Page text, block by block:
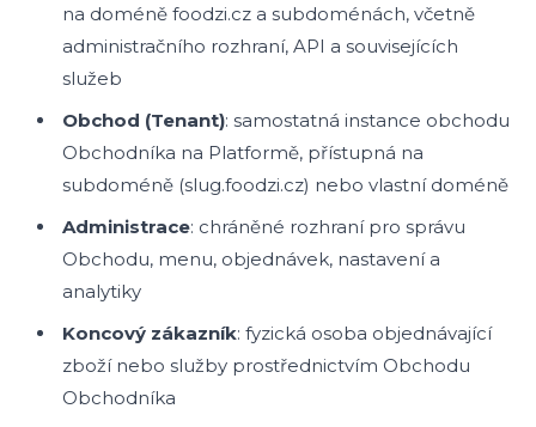
na doméně foodzi.cz a subdoménách, včetně
administračního rozhraní, API a souvisejících
služeb
Obchod (Tenant): samostatná instance obchodu
Obchodníka na Platformě, přístupná na
subdoméně (slug.foodzi.cz) nebo vlastní doméně
Administrace: chráněné rozhraní pro správu
Obchodu, menu, objednávek, nastavení a
analytiky
Koncový zákazník: fyzická osoba objednávající
zboží nebo služby prostřednictvím Obchodu
Obchodníka